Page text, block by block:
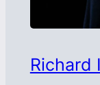
Richard